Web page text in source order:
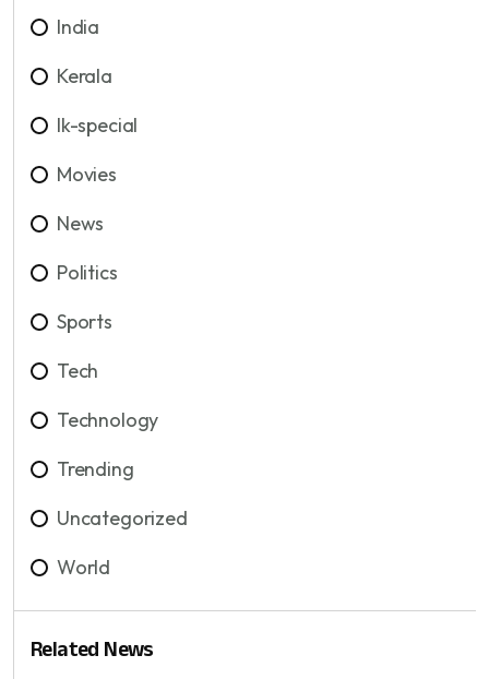
India
Kerala
lk-special
Movies
News
Politics
Sports
Tech
Technology
Trending
Uncategorized
World
Related News